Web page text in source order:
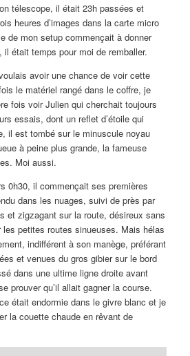
télescope, il était 23h passées et
heures d’images dans la carte micro
de mon setup commençait à donner
était temps pour moi de remballer.
avoir une chance de voir cette
le matériel rangé dans le coffre, je
fois voir Julien qui cherchait toujours
essais, dont un reflet d’étoile qui
il est tombé sur le minuscule noyau
à peine plus grande, la fameuse
Moi aussi.
0h30, il commençait ses premières
dans les nuages, suivi de près par
et zigzagant sur la route, désireux sans
les petites routes sinueuses. Mais hélas
indifférent à son manège, préférant
et venues du gros gibier sur le bord
dans une ultime ligne droite avant
prouver qu’il allait gagner la course.
était endormie dans le givre blanc et je
la couette chaude en rêvant de